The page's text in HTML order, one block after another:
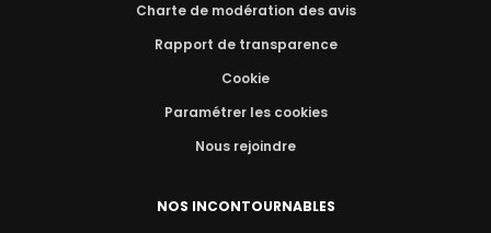
Charte de modération des avis
Rapport de transparence
Cookie
Paramétrer les cookies
Nous rejoindre
NOS INCONTOURNABLES